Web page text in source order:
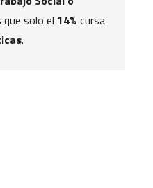
solo el 14% cursa
.